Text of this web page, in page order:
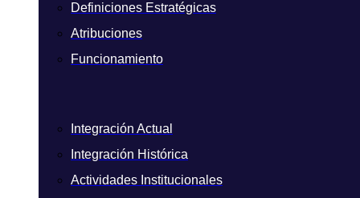
Definiciones Estratégicas
Atribuciones
Funcionamiento
Integración Actual
Integración Histórica
Actividades Institucionales